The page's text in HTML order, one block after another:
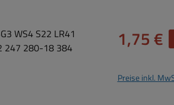
Verkaufspreis:
1,75 €
Preise inkl.